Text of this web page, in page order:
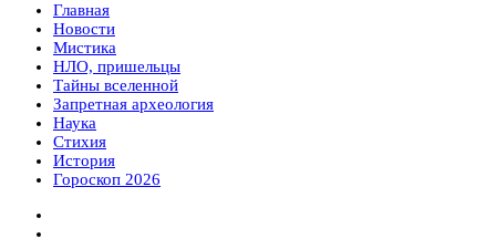
Главная
Новости
Мистика
НЛО, пришельцы
Тайны вселенной
Запретная археология
Наука
Стихия
История
Гороскоп 2026